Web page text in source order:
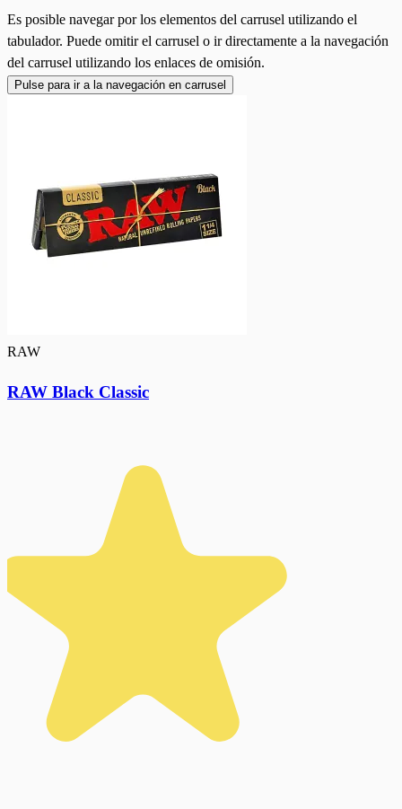
Es posible navegar por los elementos del carrusel utilizando el
tabulador. Puede omitir el carrusel o ir directamente a la navegación
del carrusel utilizando los enlaces de omisión.
Pulse para ir a la navegación en carrusel
RAW
RAW Black Classic